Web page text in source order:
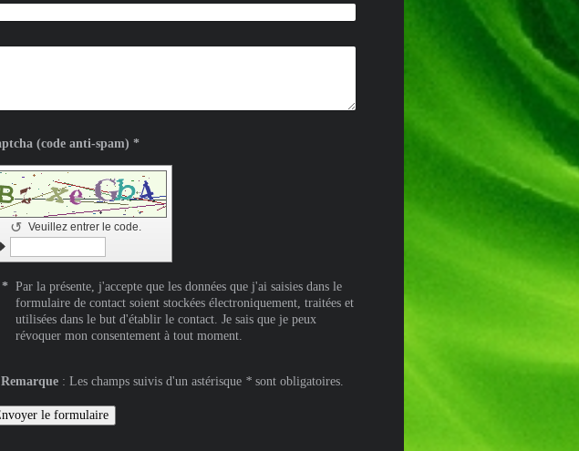
Captcha (code anti-spam) *
Veuillez entrer le code.
↺
* Par la présente, j'accepte que les données que j'ai saisies dans le
formulaire de contact soient stockées électroniquement, traitées et
utilisées dans le but d'établir le contact. Je sais que je peux
révoquer mon consentement à tout moment.
Remarque : Les champs suivis d'un astérisque *sont obligatoires.